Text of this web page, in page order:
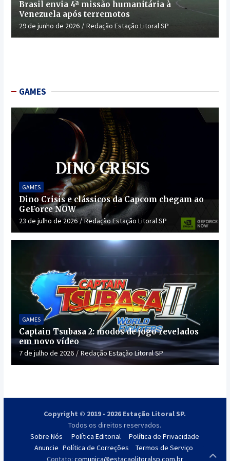
Brasil envia 4ª missão humanitária à
Venezuela após terremotos
29 de junho de 2026 Redação Estação Litoral SP
GAMES
GAMES
Dino Crisis e clássicos da Capcom chegam ao
GeForce NOW
23 de julho de 2026 Redação Estação Litoral SP
GAMES
Captain Tsubasa 2: modos de jogo revelados
em novo vídeo
7 de julho de 2026 Redação Estação Litoral SP
Copyright © 2019 - 2026 Estação Litoral SP.
Todos os direitos reservados.
Sobre Nós
Anuncie
Política Editorial
Política de Correções
Política de Privacidade
Termos de Serviço
Contato: comunica@estacaolitoralsp.com.br